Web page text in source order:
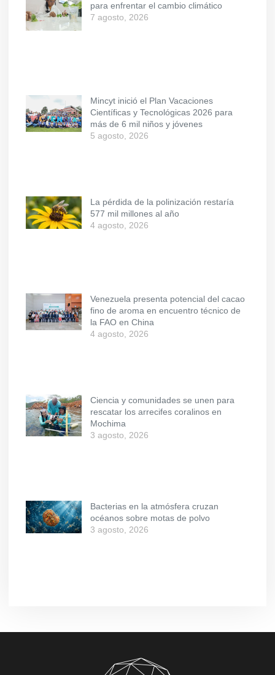
para enfrentar el cambio climático
7 agosto, 2026
Mincyt inició el Plan Vacaciones
Científicas y Tecnológicas 2026 para
más de 6 mil niños y jóvenes
5 agosto, 2026
La pérdida de la polinización restaría
577 mil millones al año
4 agosto, 2026
Venezuela presenta potencial del cacao
fino de aroma en encuentro técnico de
la FAO en China
4 agosto, 2026
Ciencia y comunidades se unen para
rescatar los arrecifes coralinos en
Mochima
3 agosto, 2026
Bacterias en la atmósfera cruzan
océanos sobre motas de polvo
3 agosto, 2026